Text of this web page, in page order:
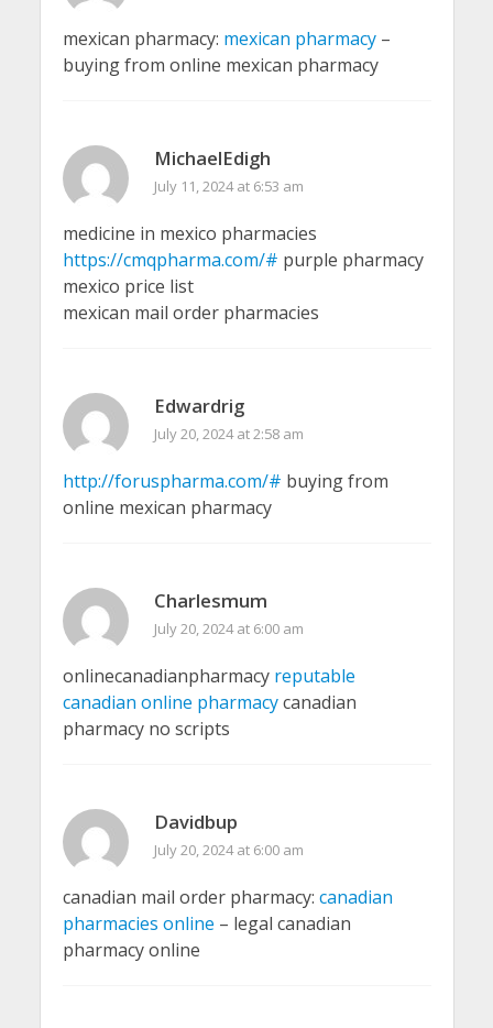
mexican pharmacy: mexican pharmacy–
buying from online mexican pharmacy
MichaelEdigh
July 11, 2024 at 6:53 am
medicine in mexico pharmacies
https://cmqpharma.com/# purple pharmacy
mexico price list
mexican mail order pharmacies
Edwardrig
July 20, 2024 at 2:58 am
http://foruspharma.com/# buying from
online mexican pharmacy
Charlesmum
July 20, 2024 at 6:00 am
onlinecanadianpharmacy reputable
canadian online pharmacycanadian
pharmacy no scripts
Davidbup
July 20, 2024 at 6:00 am
canadian mail order pharmacy: canadian
pharmacies online – legal canadian
pharmacy online